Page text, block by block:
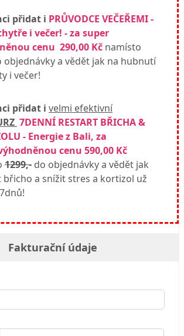
přidat i PRŮVODCE VEČEŘEMI -
i večer! - za super
cenu 290,00 Kč namísto
objednávky a vědět jak na hubnutí
i večer!
přidat i velmi efektivní
7DENNÍ RESTART BŘICHA &
- Energie z Bali, za
cenu 590,00 Kč
1299,- do objednávky a vědět jak
břicho a snížit stres a kortizol už
Fakturační údaje